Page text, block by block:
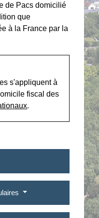
de Pacs domicilié
que
à la France par la
s'appliquent à
fiscal des
.